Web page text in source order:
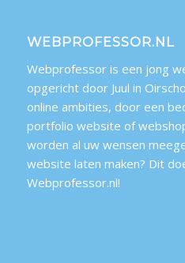
WEBPROFESSOR.NL
Webprofessor is een jong
opgericht door Juul in
online ambities, door een
portfolio website of
worden al uw wensen
website laten maken? Dit
Webprofessor.nl!